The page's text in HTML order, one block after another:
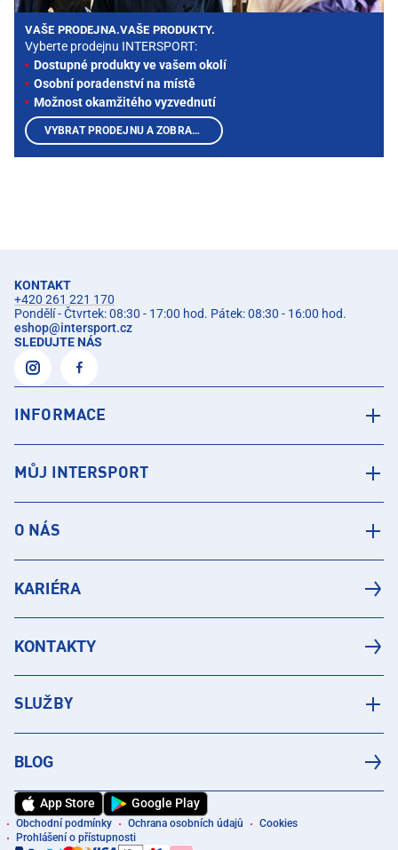
VAŠE PRODEJNA.VAŠE PRODUKTY.
Vyberte prodejnu INTERSPORT:
Dostupné produkty ve vašem okolí
Osobní poradenství na místě
Možnost okamžitého vyzvednutí
VYBRAT PRODEJNU A ZOBRAZIT PRODUKTY
KONTAKT
+420 261 221 170
Pondělí - Čtvrtek: 08:30 - 17:00 hod. Pátek: 08:30 - 16:00 hod.
eshop@intersport.cz
SLEDUJTE NÁS
INFORMACE
MŮJ INTERSPORT
O NÁS
KARIÉRA
KONTAKTY
SLUŽBY
BLOG
App Store Google Play
Obchodní podmínky Ochrana osobních údajů
Cookies
Prohlášení o přístupnosti